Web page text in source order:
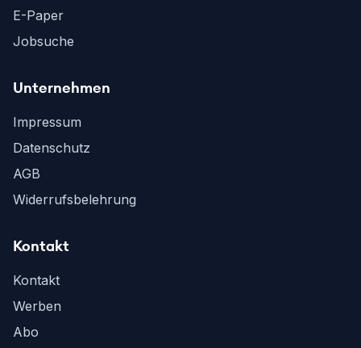
E-Paper
Jobsuche
Unternehmen
Impressum
Datenschutz
AGB
Widerrufsbelehrung
Kontakt
Kontakt
Werben
Abo